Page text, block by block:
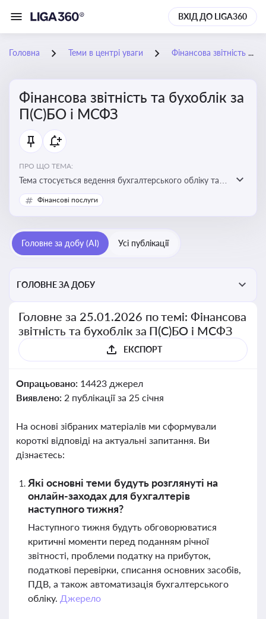
ВХІД ДО LIGA360
Головна Теми в центрі уваги Фінансова звітність та бухоблік за П(С)БО і МСФЗ
Фінансова звітність та бухоблік за
П(С)БО і МСФЗ
ПРО ЩО ТЕМА:
Тема стосується ведення бухгалтерського обліку та
складання фінансової звітності відповідно до
національних і міжнародних стандартів
Фінансові послуги
Головне за добу (AI) Усі публікації
ГОЛОВНЕ ЗА ДОБУ
Головне за 25.01.2026 по темі: Фінансова
звітність та бухоблік за П(С)БО і МСФЗ
ЕКСПОРТ
Опрацьовано: 14423 джерел
Виявлено: 2 публікації за 25 січня
На основі зібраних матеріалів ми сформували
короткі відповіді на актуальні запитання. Ви
дізнаєтесь:
Які основні теми будуть розглянуті на
онлайн-заходах для бухгалтерів
наступного тижня?
Наступного тижня будуть обговорюватися
критичні моменти перед поданням річної
звітності, проблеми податку на прибуток,
податкові перевірки, списання основних засобів,
ПДВ, а також автоматизація бухгалтерського
обліку. Джерело